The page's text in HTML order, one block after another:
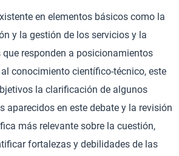
en elementos básicos como la
y la gestión de los servicios y la
que responden a posicionamientos
conocimiento científico-técnico, este
la clarificación de algunos
aparecidos en este debate y la revisión
más relevante sobre la cuestión,
fortalezas y debilidades de las